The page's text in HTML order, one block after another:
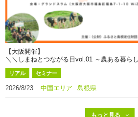
【大阪開催】
＼＼しまねとつながる日vol.01 ～農ある暮ら
リアル セミナー
2026/8/23 中国エリア 島根県